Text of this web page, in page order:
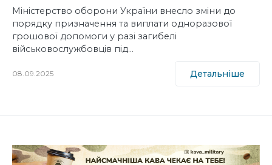
Міністерство оборони України внесло зміни до
порядку призначення та виплати одноразової
грошової допомоги у разі загибелі
військовослужбовців під…
08.09.2025 Детальніше